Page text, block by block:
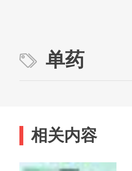
单药
相关内容